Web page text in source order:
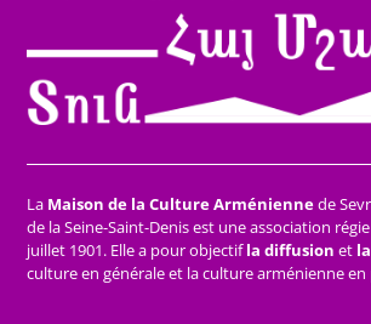
La Maison de la Culture Arméniennede
de la Seine-Saint-Denis est une association
juillet 1901. Elle a pour objectifla diffusion et
culture en générale et la culture arménienne